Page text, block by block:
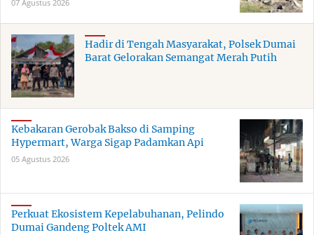
07 Agustus 2026
Hadir di Tengah Masyarakat, Polsek Dumai
Barat Gelorakan Semangat Merah Putih
Kebakaran Gerobak Bakso di Samping
Hypermart, Warga Sigap Padamkan Api
05 Agustus 2026
Perkuat Ekosistem Kepelabuhanan, Pelindo
Dumai Gandeng Poltek AMI